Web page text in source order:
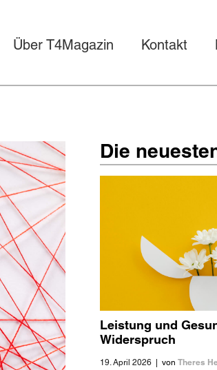
Über T4Magazin Kontakt
Die
Leistung und
Widerspruch
19. April 2026 von Theres